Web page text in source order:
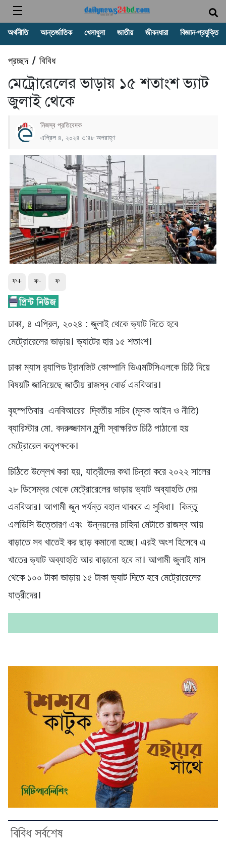
অর্থনীতি আন্তর্জাতিক খেলাধুলা জাতীয় জীবনধারা বিজ্ঞান-প্রযুক্তি
প্রচ্ছদ/ বিবিধ
মেট্রোরেলের ভাড়ায় ১৫ শতাংশ ভ্যাট
জুলাই থেকে
নিজস্ব প্রতিবেদক
এপ্রিল ৪, ২০২৪ ৩:৪৮ অপরাহ্ণ
ফ+ ফ- ফ
ঢাকা, ৪ এপ্রিল, ২০২৪ : জুলাই থেকে ভ্যাট দিতে হবে
মেট্রোরেলের ভাড়ায়। ভ্যাটের হার ১৫ শতাংশ।
ঢাকা ম্যাস র‍্যাপিড ট্রানজিট কোম্পানি ডিএমটিসিএলকে চিঠি দিয়ে
বিষয়টি জানিয়েছে জাতীয় রাজস্ব বোর্ড এনবিআর।
বৃহস্পতিবার এনবিআরের দ্বিতীয় সচিব (মূসক আইন ও নীতি)
ব্যারিস্টার মো. বদরুজ্জামান মুন্সী স্বাক্ষরিত চিঠি পাঠানো হয়
মেট্রোরেল কতৃপক্ষকে।
চিঠিতে উল্লেখ করা হয়, যাত্রীদের কথা চিন্তা করে ২০২২ সালের
২৮ ডিসেম্বর থেকে মেট্রোরেলের ভাড়ায় ভ্যাট অব্যাহতি দেয়
এনবিআর। আগামী জুন পর্যন্ত বহাল থাকবে এ সুবিধা। কিন্তু
এলডিসি উত্তোরণ এবং উন্নয়নের চাহিদা মেটাতে রাজস্ব আয়
বাড়াতে সব খাতেই কর ছাড় কমানো হচ্ছে। এরই অংশ হিসেবে এ
খাতের ভ্যাট অব্যাহতি আর বাড়ানো হবে না। আগামী জুলাই মাস
থেকে ১০০ টাকা ভাড়ায় ১৫ টাকা ভ্যাট দিতে হবে মেট্রোরেলের
যাত্রীদের।
বিবিধ সর্বশেষ